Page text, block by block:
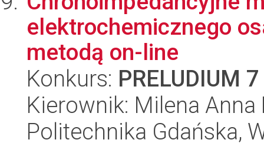
elektrochemicznego
metodą on-line
Konkurs: PRELUDIUM 7
Kierownik: Milena Anna
Politechnika Gdańska,